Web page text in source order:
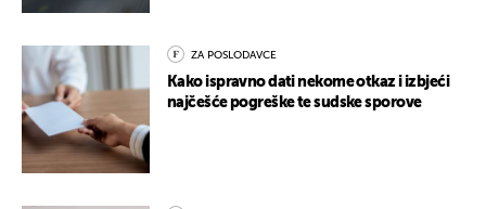
ZA POSLODAVCE
Kako ispravno dati nekome otkaz i izbjeći
najčešće pogreške te sudske sporove